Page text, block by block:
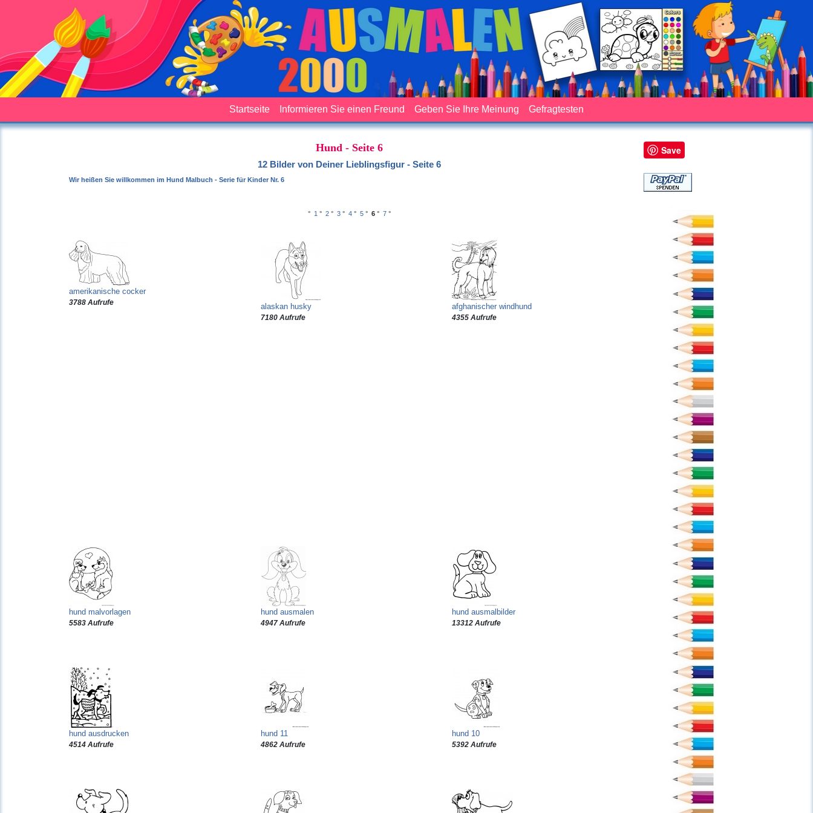
Startseite Informieren Sie einen Freund Geben Sie Ihre Meinung Gefragtesten
Hund - Seite 6
12 Bilder von Deiner Lieblingsfigur - Seite 6
Wir heißen Sie willkommen im Hund Malbuch - Serie für Kinder Nr. 6
° 1 ° 2° 3° 4° 5° 6 ° 7°
amerikanische cocker
3788 Aufrufe alaskan husky
7180 Aufrufe
afghanischer windhund
4355 Aufrufe
hund malvorlagen
5583 Aufrufe
hund ausmalen
4947 Aufrufe
hund ausmalbilder
13312 Aufrufe
hund ausdrucken
4514 Aufrufe
hund 11
4862 Aufrufe
hund 10
5392 Aufrufe
Save